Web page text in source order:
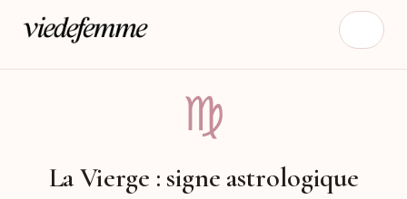
♍︎
La Vierge : signe astrologique